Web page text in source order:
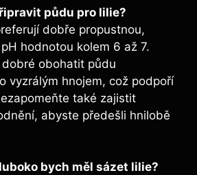
půdu pro lilie?
dobře propustnou,
hodnotou kolem 6 až 7.
obohatit půdu
vyzrálým hnojem, což podpoří
také zajistit
abyste předešli hnilobě
bych měl sázet lilie?